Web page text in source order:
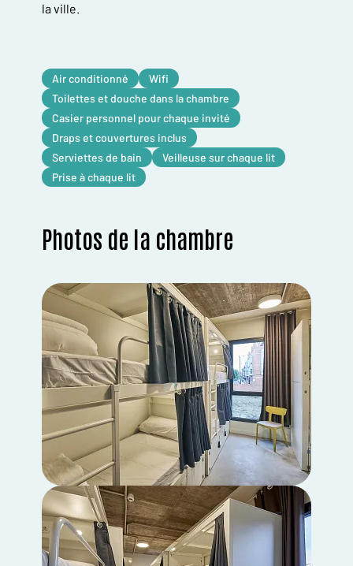
la ville.
Air conditionné
Wifi
Toilettes et douche dans la chambre
Casier personnel pour chaque invité
Draps et couvertures inclus
Serviettes de bain
Veilleuse sur chaque lit
Prise à chaque lit
Photos de la chambre